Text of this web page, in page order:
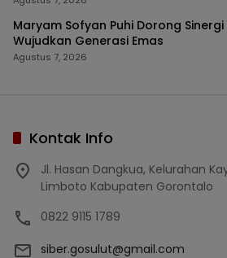
Maryam Sofyan Puhi Dorong
Wujudkan Generasi Emas
Agustus 7, 2026
Kontak Info
Jl. Hasan Dangkua, Kelurahan
Limboto Kabupaten Gorontalo
0822 9115 1789
siber.gosulut@gmail.com